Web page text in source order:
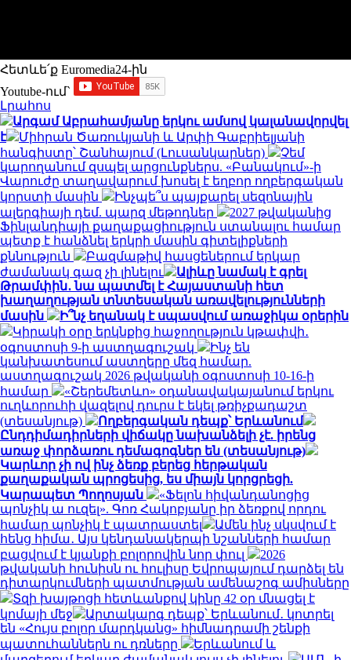
Հետևե՛ք Euromedia24-ին
Youtube-ում`
Լրահոս
Արգամ Աբրահամյանը երկու ամսով կալանավորվել
է
Միհրան Ծառուկյանի և Արփի Գաբրիելյանի
հանգիստը՝ Շանհայում (Լուսանկարներ)
Չեմ
կարողանում զսպել արցունքներս. «Բանակում»-ի
Վարուժը տաղավարում խոսել է եղբոր ողբերգական
կորստի մասին
Ինչպե՞ս պայքարել սեզոնային
ալերգիայի դեմ. պարզ մեթոդներ
2027 թվականից
Ֆինլանդիայի քաղաքացիություն ստանալու համար
պետք է հանձնել երկրի մասին գիտելիքների
քննություն
Բազմաթիվ հասցեներում երկար
ժամանակ գազ չի լինելու
Ալիևը նամակ է գրել
Թրամփին․ նա պատմել է Հայաստանի հետ
խաղաղության տնտեսական առավելությունների
մասին
Ի՞նչ եղանակ է սպասվում առաջիկա օրերին
Կիրակի օրը երկնքից հաջողություն կթափվի․
օգոստոսի 9-ի աստղագուշակ
Ինչ են
կանխատեսում աստղերը մեզ համար.
աստղագուշակ 2026 թվականի օգոստոսի 10-16-ի
համար
«Շերեմետևո» օդանավակայանում երկու
ուղևորուհի վազելով դուրս է եկել թռիչքադաշտ
(տեսանյութ)
Ողբերգական դեպք՝ Երևանում
Ընդդիմադիրների վիճակը նախանձելի չէ. իրենց
առաջ փորձառու դեմագոգներ են (տեսանյութ)
Կարևոր չի ով ինչ ձեռք բերեց հերթական
քաղաքական պրոցեսից, ես միայն կորցրեցի.
Կարապետ Պողոսյան
«Ֆելոն հիվանդանոցից
պոնչիկ ա ուզել». Գոռ Հակոբյանը իր ձեռքով որդու
համար պոնչիկ է պատրաստել
Ամեն ինչ սկսվում է
հենց հիմա․ Այս կենդանակերպի նշանների համար
բացվում է կյանքի բոլորովին նոր փուլ
2026
թվականի հունիսն ու հուլիսը Եվրոպայում դարձել են
դիտարկումների պատմության ամենաշոգ ամիսները
Տզի խայթոցի հետևանքով կինը 42 օր մնացել է
կոմայի մեջ
Արտակարգ դեպք՝ Երևանում․ կոտրել
են «Հույս բոլոր մարդկանց» հիմնադրամի շենքի
պատուհաններն ու դռները
Երևանում և